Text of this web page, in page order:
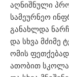
აღნიშნული
სამეურნეო
განახლდა
და სხვა მძიმე
ომის
ათობით სკოლა,